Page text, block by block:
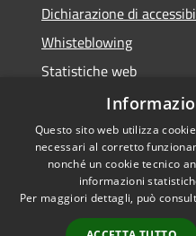
Dichiarazione di
Whisteblowing
Statistiche web
Segnalazioni di non
RSS
Accessibility
Questo sito web utilizza
necessari al corretto
nonché un cookie tecnico
informazioni
Per maggiori dettagli, può